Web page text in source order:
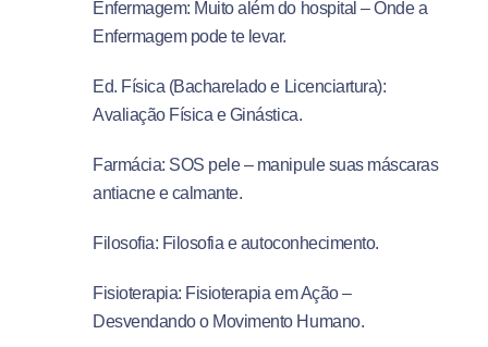
Enfermagem: Muito além do hospital – Onde a
Enfermagem pode te levar.
Ed. Física (Bacharelado e Licenciartura):
Avaliação Física e Ginástica.
Farmácia: SOS pele – manipule suas máscaras
antiacne e calmante.
Filosofia: Filosofia e autoconhecimento.
Fisioterapia: Fisioterapia em Ação –
Desvendando o Movimento Humano.